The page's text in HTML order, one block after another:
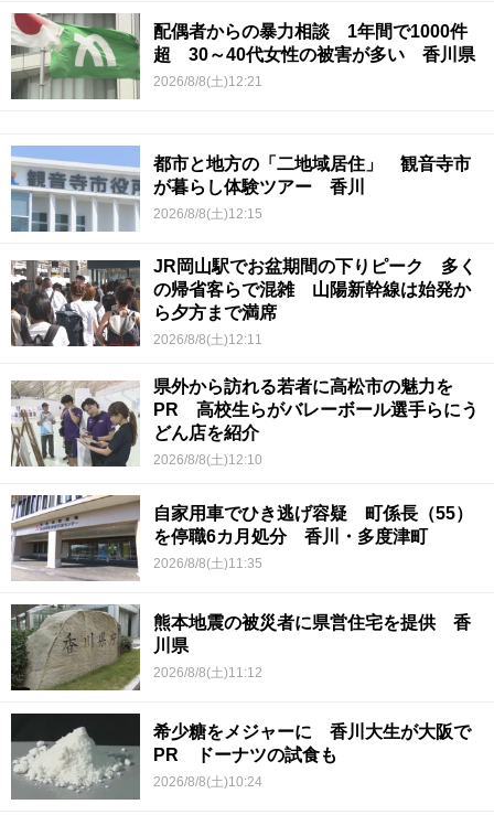
配偶者からの暴力相談 1年間で1000件
超 30～40代女性の被害が多い 香川県
2026/8/8(土)12:21
都市と地方の「二地域居住」 観音寺市
が暮らし体験ツアー 香川
2026/8/8(土)12:15
JR岡山駅でお盆期間の下りピーク 多く
の帰省客らで混雑 山陽新幹線は始発か
ら夕方まで満席
2026/8/8(土)12:11
県外から訪れる若者に高松市の魅力を
PR 高校生らがバレーボール選手らにう
どん店を紹介
2026/8/8(土)12:10
自家用車でひき逃げ容疑 町係長（55）
を停職6カ月処分 香川・多度津町
2026/8/8(土)11:35
熊本地震の被災者に県営住宅を提供 香
川県
2026/8/8(土)11:12
希少糖をメジャーに 香川大生が大阪で
PR ドーナツの試食も
2026/8/8(土)10:24